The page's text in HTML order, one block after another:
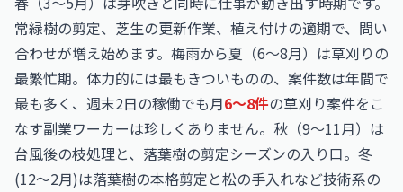
常緑樹の剪定、芝生の更新作業、植え付けの適期で、問い
合わせが増え始めます。梅雨から夏（6〜8月）は草刈りの
最繁忙期。体力的には最もきついものの、案件数は年間で
最も多く、週末2日の稼働でも月6〜8件の草刈り案件をこ
なす副業ワーカーは珍しくありません。秋（9〜11月）は
台風後の枝処理と、落葉樹の剪定シーズンの入り口。冬
(12〜2月)は落葉樹の本格剪定と松の手入れなど技術系の